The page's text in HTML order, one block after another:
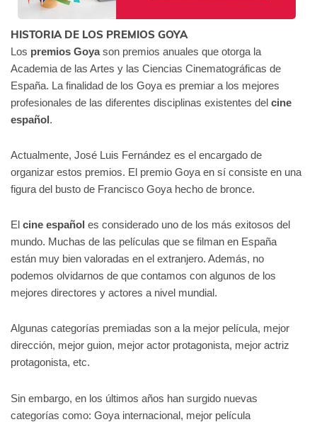
HISTORIA DE LOS PREMIOS GOYA
Los premios Goyason premios anuales que otorga la
Academia de las Artes y las Ciencias Cinematográficas de
España. La finalidad de los Goya es premiar a los mejores
profesionales de las diferentes disciplinas existentes del cine
español.
Actualmente, José Luis Fernández es el encargado de
organizar estos premios. El premio Goya en sí consiste en una
figura del busto de Francisco Goya hecho de bronce.
El cine español es considerado uno de los más exitosos del
mundo. Muchas de las películas que se filman en España
están muy bien valoradas en el extranjero. Además, no
podemos olvidarnos de que contamos con algunos de los
mejores directores y actores a nivel mundial.
Algunas categorías premiadas son a la mejor película, mejor
dirección, mejor guion, mejor actor protagonista, mejor actriz
protagonista, etc.
Sin embargo, en los últimos años han surgido nuevas
categorías como: Goya internacional, mejor película